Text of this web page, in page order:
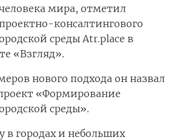
мира, отметил
консалтингового
среды Atr.place в
«Взгляд».
нового подхода он назвал
«Формирование
среды».
в городах и небольших